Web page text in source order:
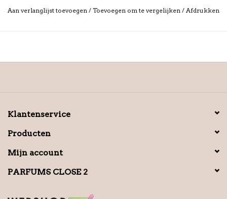
Aan verlanglijst toevoegen / Toevoegen om te vergelijken / Afdrukken
Klantenservice
Producten
Mijn account
PARFUMS CLOSE 2